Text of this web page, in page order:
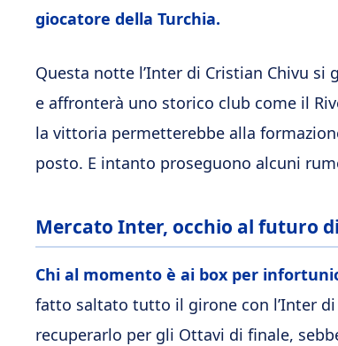
giocatore della Turchia.
Questa notte l’Inter di Cristian Chivu si
e affronterà uno storico club come il
la vittoria permetterebbe alla
posto. E intanto proseguono alcuni
Mercato Inter, occhio al futuro
Chi al momento è ai box per
fatto saltato tutto il girone con l’Inter
recuperarlo per gli Ottavi di finale,